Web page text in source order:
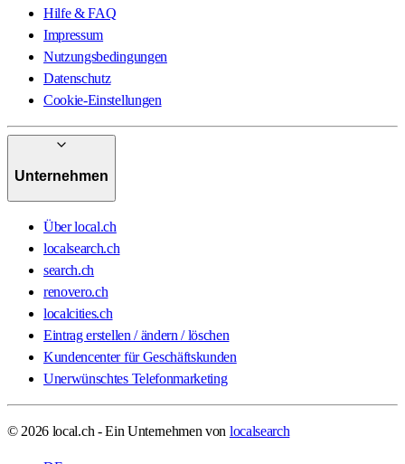
Hilfe & FAQ
Impressum
Nutzungsbedingungen
Datenschutz
Cookie-Einstellungen
Unternehmen
Über local.ch
localsearch.ch
search.ch
renovero.ch
localcities.ch
Eintrag erstellen / ändern / löschen
Kundencenter für Geschäftskunden
Unerwünschtes Telefonmarketing
© 2026 local.ch - Ein Unternehmen von localsearch